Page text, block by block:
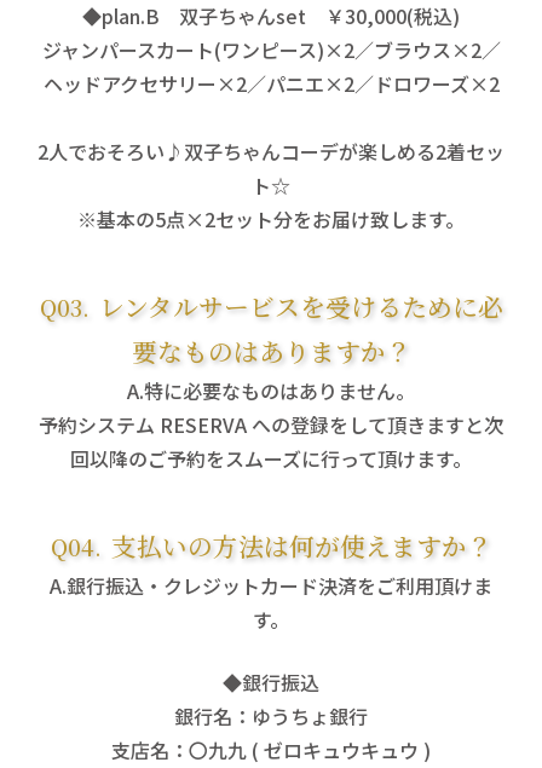
◆plan.B 双子ちゃんset ￥30,000(税込)
ジャンパースカート(ワンピース)×2／ブラウス×2／
ヘッドアクセサリー×2／パニエ×2／ドロワーズ×2
2人でおそろい♪双子ちゃんコーデが楽しめる2着セッ
ト☆
※基本の5点×2セット分をお届け致します。
レンタルサービスを受けるために必
要なものはありますか？
特に必要なものはありません。
予約システム RESERVA への登録をして頂きますと次
回以降のご予約をスムーズに行って頂けます。
支払いの方法は何が使えますか？
銀行振込・クレジットカード決済をご利用頂けま
す。
◆銀行振込
銀行名：ゆうちょ銀行
支店名：〇九九 ( ゼロキュウキュウ )